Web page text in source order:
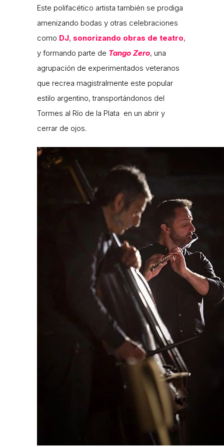
Este polifacético artista también se prodiga
amenizando bodas y otras celebraciones
como DJ, sonorizando obras de teatro,
y formando parte de Tango Zero, una
agrupación de experimentados veteranos
que recrea magistralmente este popular
estilo argentino, transportándonos del
Tormes al Río de la Plata en un abrir y
cerrar de ojos.